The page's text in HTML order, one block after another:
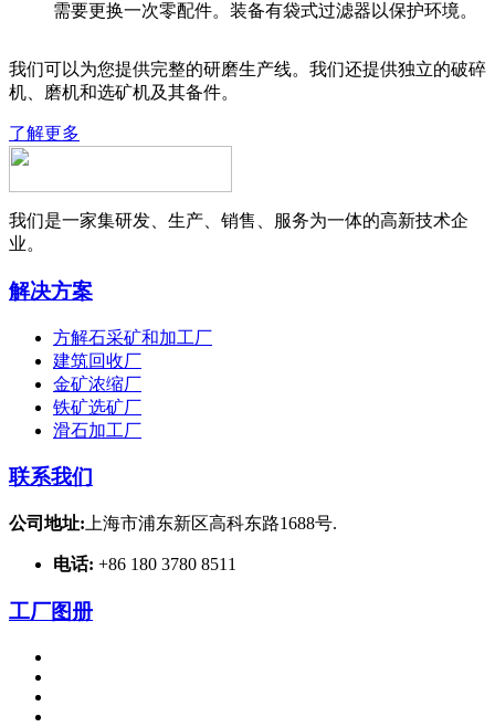
需要更换一次零配件。装备有袋式过滤器以保护环境。
我们可以为您提供完整的研磨生产线。我们还提供独立的破碎
机、磨机和选矿机及其备件。
了解更多
我们是一家集研发、生产、销售、服务为一体的高新技术企
业。
解决方案
方解石采矿和加工厂
建筑回收厂
金矿浓缩厂
铁矿选矿厂
滑石加工厂
联系我们
公司地址: 上海市浦东新区高科东路1688号.
电话: +86 180 3780 8511
工厂图册